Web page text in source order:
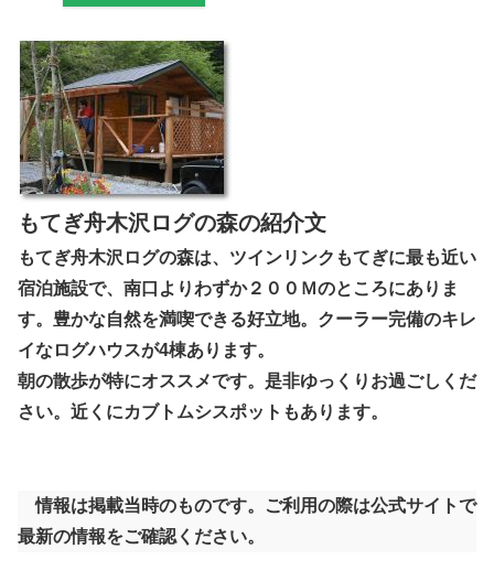
もてぎ舟木沢ログの森の紹介文
もてぎ舟木沢ログの森は、ツインリンクもてぎに最も近い
宿泊施設で、南口よりわずか２００Ｍのところにありま
す。豊かな自然を満喫できる好立地。クーラー完備のキレ
イなログハウスが4棟あります。
朝の散歩が特にオススメです。是非ゆっくりお過ごしくだ
さい。近くにカブトムシスポットもあります。
情報は掲載当時のものです。ご利用の際は公式サイトで
最新の情報をご確認ください。